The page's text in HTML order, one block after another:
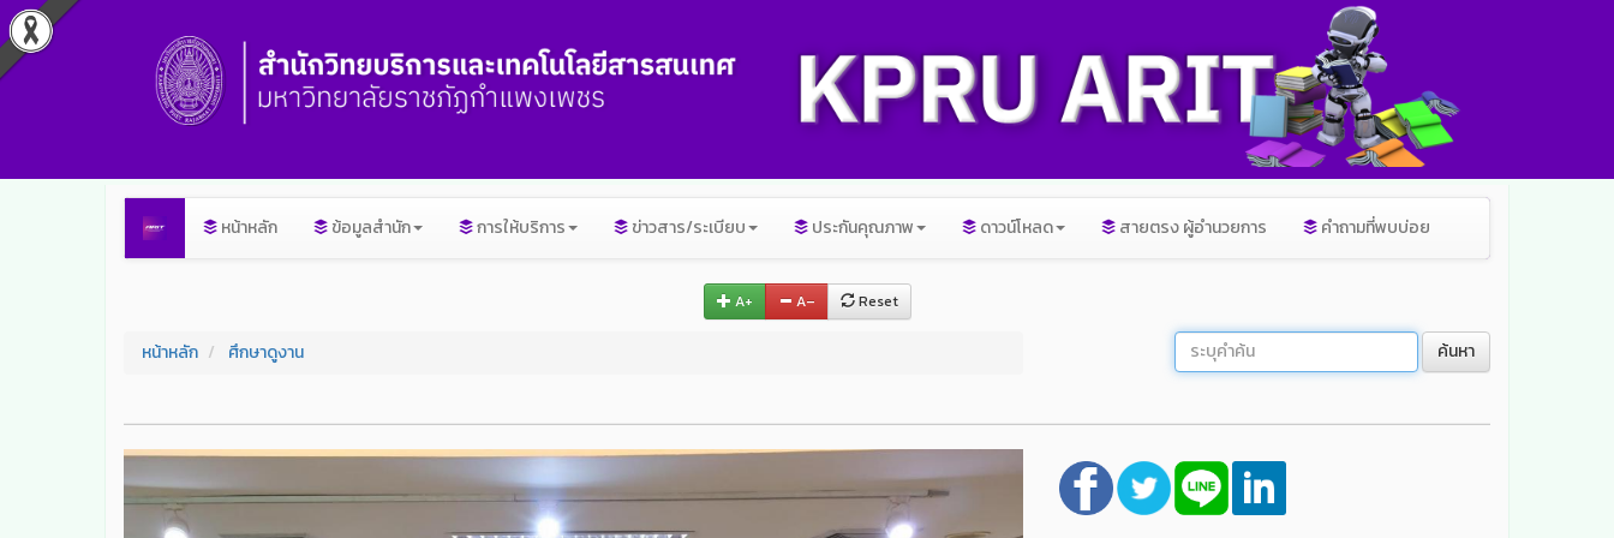
หน้าหลัก ข้อมูลสำนัก การให้บริการ ข่าวสาร/ระเบียบ ประกันคุณภาพ ดาวน์โหลด สายตรง ผู้อำนวยการ คำถามที่พบบ่อย
A+ A– Reset
หน้าหลัก ศึกษาดูงาน ค้นหา